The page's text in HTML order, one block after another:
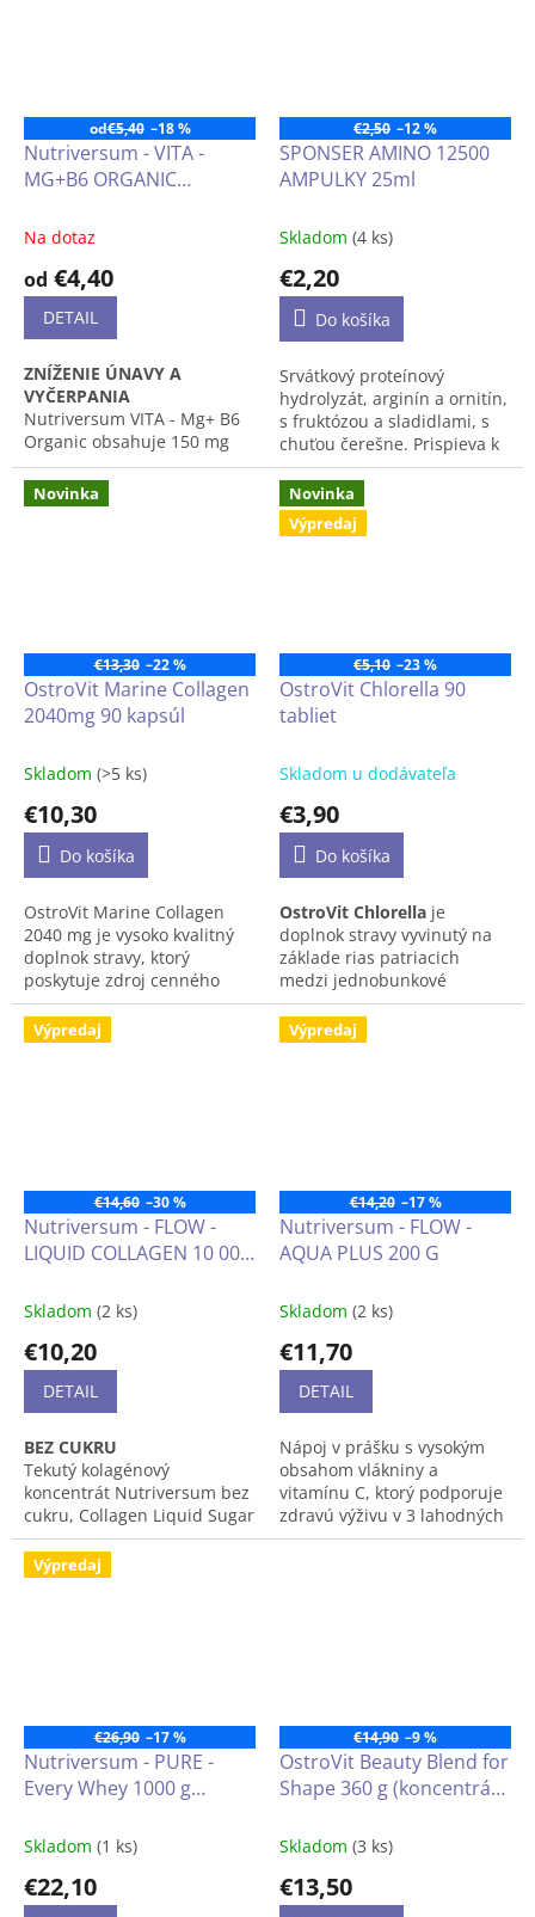
tieto výťažky doplnené
teanínom a extraktom z
čierneho korenia
od€5,40 –18 %
Nutriversum - VITA -
MG+B6 ORGANIC
tabliet
Na dotaz
od €4,40
DETAIL
ZNÍŽENIE ÚNAVY A
VYČERPANIA
Nutriversum VITA - Mg+ B6
Organic obsahuje 150 mg
horčíka a 10 mg vitamínu B6
v jednej tablete.
€2,50 –12 %
SPONSER AMINO 12500
AMPULKY 25ml
Skladom (4 ks)
€2,20
Do košíka
Srvátkový proteínový
hydrolyzát, arginín a ornitín,
s fruktózou a sladidlami, s
chuťou čerešne. Prispieva k
rastu svalovej hmoty a jej
regenerácii.
Novinka
€13,30 –22 %
OstroVit Marine Collagen
2040mg 90 kapsúl
Skladom (>5 ks)
€10,30
Do košíka
OstroVit Marine Collagen
2040 mg je vysoko kvalitný
doplnok stravy, ktorý
poskytuje zdroj cenného
morského kolagénu typu I,
ktorý sa v ľudskom tele
dobre vstrebáva. Je to
Novinka
Výpredaj
€5,10 –23 %
OstroVit Chlorella 90
tabliet
Skladom u dodávateľa
€3,90
Do košíka
OstroVit Chlorella je
doplnok stravy vyvinutý na
základe rias patriacich
medzi jednobunkové
mikrořasy zo zeleného radu.
Chlorella obsahuje
bielkoviny, polynenasýtené
(rozbité bunkové steny).
Výpredaj
€14,60 –30 %
Nutriversum - FLOW -
LIQUID COLLAGEN 10 000
Skladom (2 ks)
€10,20
DETAIL
BEZ CUKRU
Tekutý kolagénový
koncentrát Nutriversum bez
cukru, Collagen Liquid Sugar
Free, ponúka kompletný
chuťový zážitok bez
pridaného cukru.
Výpredaj
€14,20 –17 %
Nutriversum - FLOW -
AQUA PLUS 200 G
Skladom (2 ks)
€11,70
DETAIL
Nápoj v prášku s vysokým
obsahom vlákniny a
vitamínu C, ktorý podporuje
zdravú výživu v 3 lahodných
príchutiach - SEX ON THE
Výpredaj
€26,90 –17 %
Nutriversum - PURE -
Every Whey 1000 g
Skladom (1 ks)
€22,10
€14,90 –9 %
OstroVit Beauty Blend for
Shape 360 g (koncentrát
pridaného cukru)
Skladom (3 ks)
€13,50